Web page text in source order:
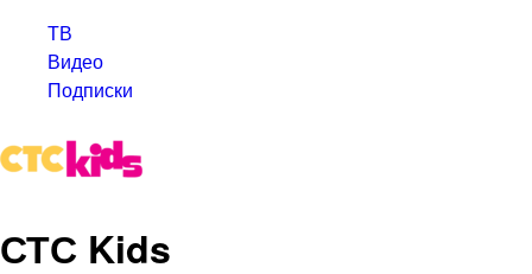
ТВ
Видео
Подписки
СТС Kids